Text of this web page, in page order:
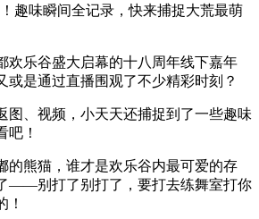
趣味瞬间全记录，快来捕捉大荒最萌
欢乐谷盛大启幕的十八周年线下嘉年
或是通过直播围观了不少精彩时刻？
图、视频，小天天还捕捉到了一些趣味
吧！
的熊猫，谁才是欢乐谷内最可爱的存
——别打了别打了，要打去练舞室打你
！